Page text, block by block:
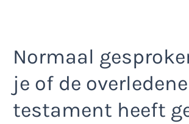
Normaal
je of de
testament heeft